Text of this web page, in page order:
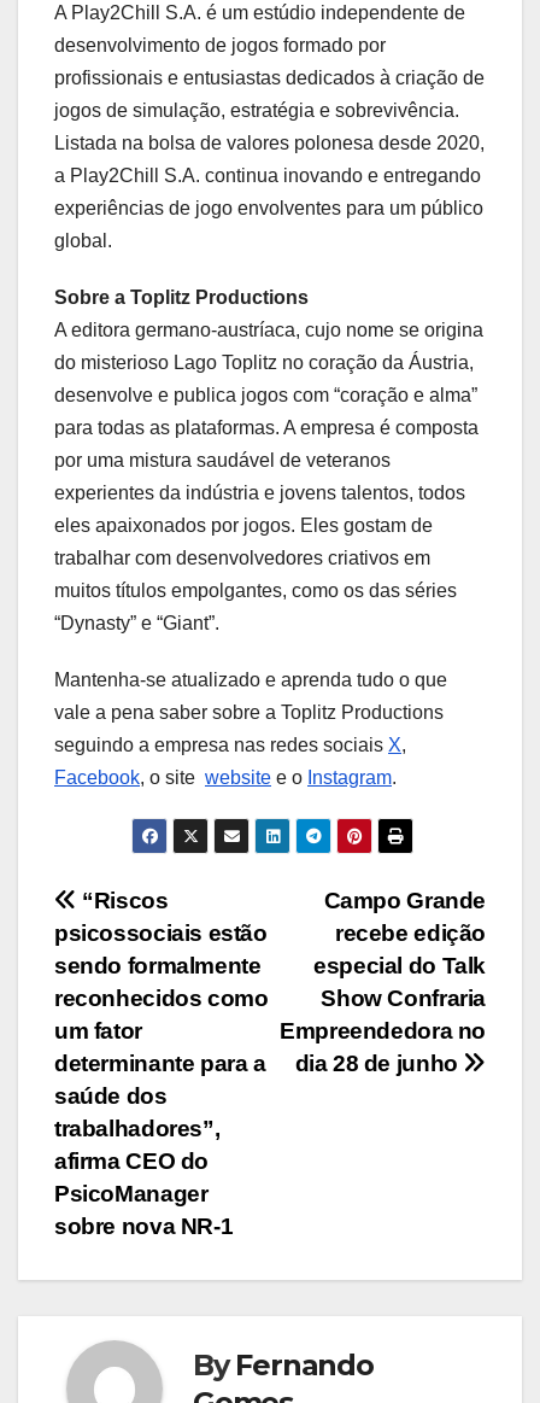
A Play2Chill S.A. é um estúdio independente de
desenvolvimento de jogos formado por
profissionais e entusiastas dedicados à criação de
jogos de simulação, estratégia e sobrevivência.
Listada na bolsa de valores polonesa desde 2020,
a Play2Chill S.A. continua inovando e entregando
experiências de jogo envolventes para um público
global.
Sobre a Toplitz Productions
A editora germano-austríaca, cujo nome se origina
do misterioso Lago Toplitz no coração da Áustria,
desenvolve e publica jogos com “coração e alma”
para todas as plataformas. A empresa é composta
por uma mistura saudável de veteranos
experientes da indústria e jovens talentos, todos
eles apaixonados por jogos. Eles gostam de
trabalhar com desenvolvedores criativos em
muitos títulos empolgantes, como os das séries
“Dynasty” e “Giant”.
Mantenha-se atualizado e aprenda tudo o que
vale a pena saber sobre a Toplitz Productions
seguindo a empresa nas redes sociais X,
Facebook, o site website e o Instagram.
Navegação
de
Post
Campo Grande
recebe edição
especial do Talk
Show Confraria
Empreendedora no
dia 28 de junho
“Riscos
psicossociais estão
sendo formalmente
reconhecidos como
um fator
determinante para a
saúde dos
trabalhadores”,
afirma CEO do
PsicoManager
sobre nova NR-1
ByFernando